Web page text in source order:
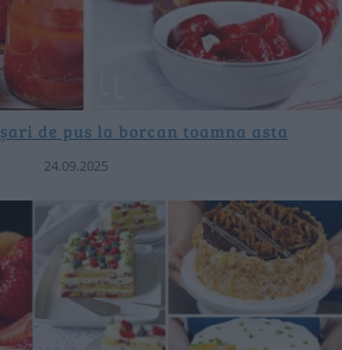
de pus la borcan toamna asta
24.09.2025